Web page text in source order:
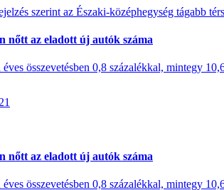
szerint az Északi-középhegység tágabb
nőtt az eladott új autók száma
összevetésben 0,8 százalékkal, mintegy
nőtt az eladott új autók száma
összevetésben 0,8 százalékkal, mintegy